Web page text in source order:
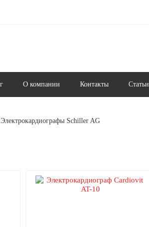
О компании Контакты Статьи
Электрокардиографы Schiller AG